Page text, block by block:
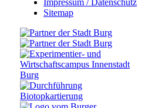
Sitemap